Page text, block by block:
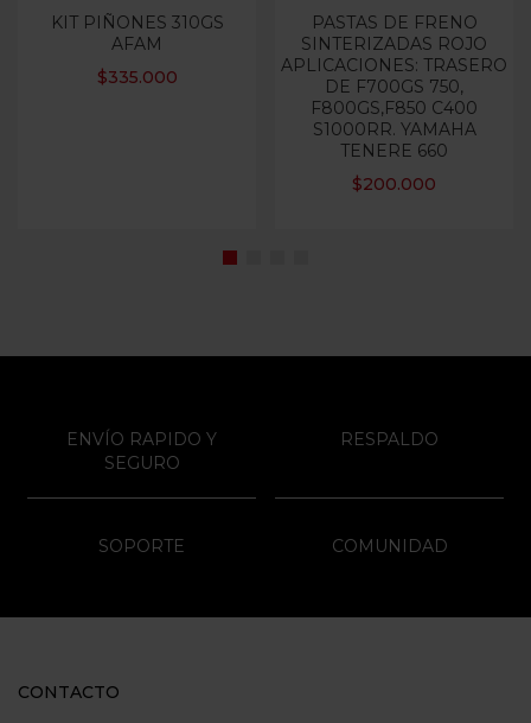
KIT PIÑONES 310GS
AFAM
$335.000
PASTAS DE FRENO
SINTERIZADAS ROJO
APLICACIONES: TRASERO
DE F700GS 750,
F800GS,F850 C400
S1000RR. YAMAHA
TENERE 660
$200.000
ENVÍO RAPIDO Y
SEGURO
RESPALDO
SOPORTE COMUNIDAD
CONTACTO